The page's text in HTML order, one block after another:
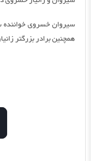
سیروان خسروی خواننده
همچنین برادر بزرگتر